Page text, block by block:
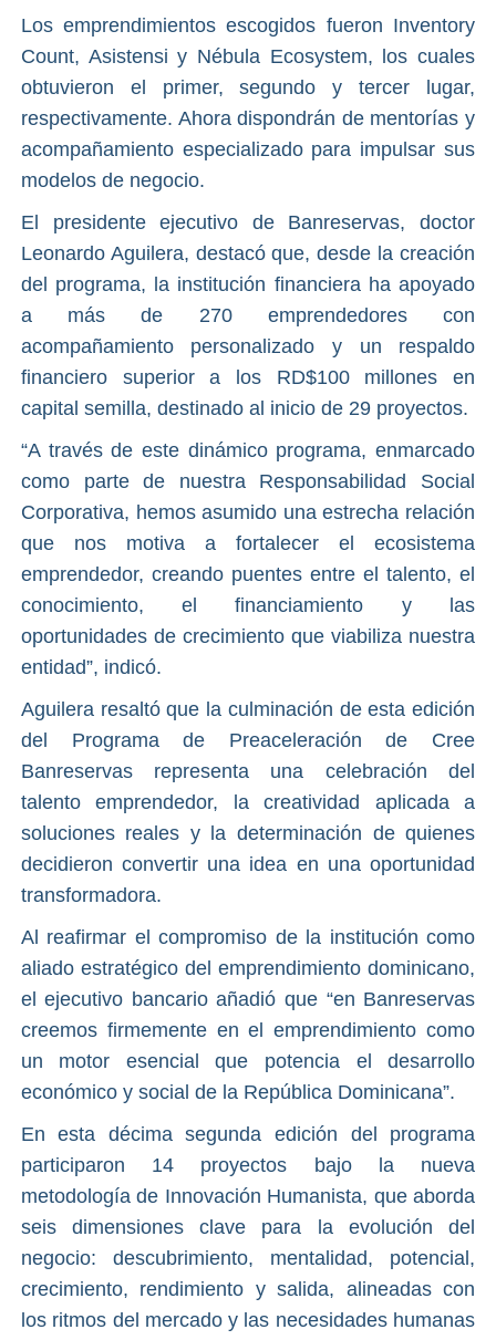
Los emprendimientos escogidos fueron Inventory
Count, Asistensi y Nébula Ecosystem, los cuales
obtuvieron el primer, segundo y tercer lugar,
respectivamente. Ahora dispondrán de mentorías y
acompañamiento especializado para impulsar sus
modelos de negocio.
El presidente ejecutivo de Banreservas, doctor
Leonardo Aguilera, destacó que, desde la creación
del programa, la institución financiera ha apoyado
a más de 270 emprendedores con
acompañamiento personalizado y un respaldo
financiero superior a los RD$100 millones en
capital semilla, destinado al inicio de 29 proyectos.
“A través de este dinámico programa, enmarcado
como parte de nuestra Responsabilidad Social
Corporativa, hemos asumido una estrecha relación
que nos motiva a fortalecer el ecosistema
emprendedor, creando puentes entre el talento, el
conocimiento, el financiamiento y las
oportunidades de crecimiento que viabiliza nuestra
entidad”, indicó.
Aguilera resaltó que la culminación de esta edición
del Programa de Preaceleración de Cree
Banreservas representa una celebración del
talento emprendedor, la creatividad aplicada a
soluciones reales y la determinación de quienes
decidieron convertir una idea en una oportunidad
transformadora.
Al reafirmar el compromiso de la institución como
aliado estratégico del emprendimiento dominicano,
el ejecutivo bancario añadió que “en Banreservas
creemos firmemente en el emprendimiento como
un motor esencial que potencia el desarrollo
económico y social de la República Dominicana”.
En esta décima segunda edición del programa
participaron 14 proyectos bajo la nueva
metodología de Innovación Humanista, que aborda
seis dimensiones clave para la evolución del
negocio: descubrimiento, mentalidad, potencial,
crecimiento, rendimiento y salida, alineadas con
los ritmos del mercado y las necesidades humanas